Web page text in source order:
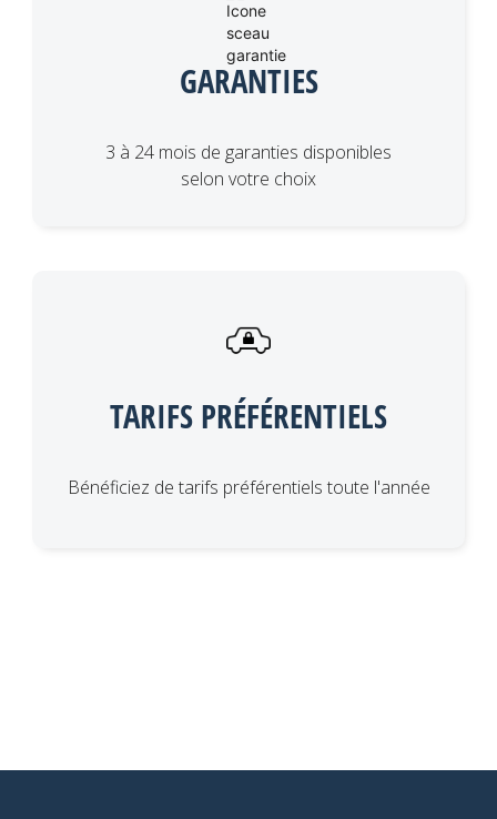
GARANTIES
3 à 24 mois de garanties disponibles
selon votre choix
TARIFS PRÉFÉRENTIELS
Bénéficiez de tarifs préférentiels toute l'année